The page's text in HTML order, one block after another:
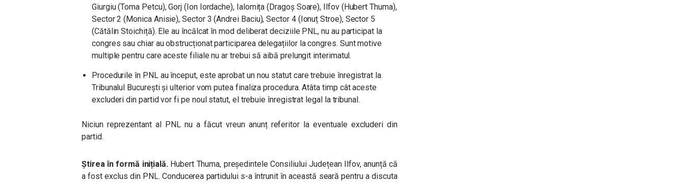
Giurgiu (Toma Petcu), Gorj (Ion Iordache), Ialomița (Dragoș Soare), Ilfov (Hubert Thuma),
Sector 2 (Monica Anisie), Sector 3 (Andrei Baciu), Sector 4 (Ionuț Stroe), Sector 5
(Cătălin Stoichiță). Ele au încălcat în mod deliberat deciziile PNL, nu au participat la
congres sau chiar au obstrucționat participarea delegațiilor la congres. Sunt motive
multiple pentru care aceste filiale nu ar trebui să aibă prelungit interimatul.
Procedurile în PNL au început, este aprobat un nou statut care trebuie înregistrat la
Tribunalul București și ulterior vom putea finaliza procedura. Atâta timp cât aceste
excluderi din partid vor fi pe noul statut, el trebuie înregistrat legal la tribunal.
Niciun reprezentant al PNL nu a făcut vreun anunț referitor la eventuale excluderi din
partid.
Știrea în formă inițială. Hubert Thuma, președintele Consiliului Județean Ilfov, anunță că
a fost exclus din PNL. Conducerea partidului s-a întrunit în această seară pentru a discuta